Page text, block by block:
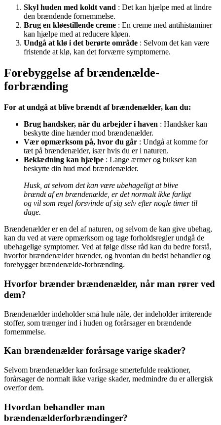
Skyl huden med koldt vand : Det kan hjælpe med at lindre
den brændende fornemmelse.
Brug en kløestillende creme : En creme med antihistaminer
kan hjælpe med at reducere kløen.
Undgå at klø i det berørte område : Selvom det kan være
fristende at klø, kan det forværre symptomerne.
Forebyggelse af brændenælde-
forbrænding
For at undgå at blive brændt af brændenælder, kan du:
Brug handsker, når du arbejder i haven : Handsker kan
beskytte dine hænder mod brændenælder.
Vær opmærksom på, hvor du går : Undgå at komme for
tæt på brændenælder, især hvis du er i naturen.
Beklædning kan hjælpe : Lange ærmer og bukser kan
beskytte din hud mod brændenælder.
Husk, at selvom det kan være ubehageligt at blive
brændt af en brændenælde, er det normalt ikke farligt
og vil som regel forsvinde af sig selv efter nogle timer til
dage.
Brændenælder er en del af naturen, og selvom de kan give ubehag,
kan du ved at være opmærksom og tage forholdsregler undgå de
ubehagelige symptomer. Ved at følge disse råd kan du bedre forstå,
hvorfor brændenælder brænder, og hvordan du bedst behandler og
forebygger brændenælde-forbrænding.
Hvorfor brænder brændenælder, når man rører ved
dem?
Brændenælder indeholder små hule nåle, der indeholder irriterende
stoffer, som trænger ind i huden og forårsager en brændende
fornemmelse.
Kan brændenælder forårsage varige skader?
Selvom brændenælder kan forårsage smertefulde reaktioner,
forårsager de normalt ikke varige skader, medmindre du er allergisk
overfor dem.
Hvordan behandler man
brændenælderforbrændinger?